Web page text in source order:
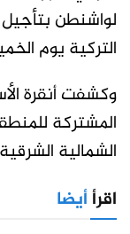
لواشنطن
التركية يوم
وكشفت أنقرة
المشتركة
الشمالية
اقرأأيضا